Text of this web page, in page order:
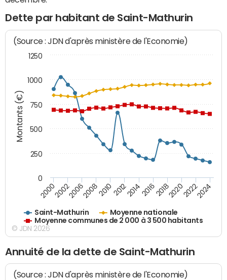
Dette par habitant de Saint-Mathurin
Montants (€)
(Source : JDN d'après ministère de l'Economie)
Saint-Mathurin
Moyenne nationale
Moyenne communes de 2 000 à 3 500 habitants
200020022006200820102012201420162018202020222024
0
250
500
750
1000
1250
© JDN 2026
Annuité de la dette de Saint-Mathurin
(Source : JDN d'après ministère de l'Economie)